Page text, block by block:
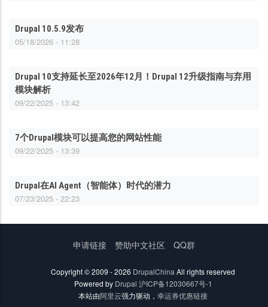
Drupal 10.5.9发布
05/18/2026 - 11:28
Drupal 10支持延长至2026年12月！Drupal 12升级指南与弃用
模块解析
09/22/2025 - 13:42
7个Drupal模块可以提高您的网站性能
09/22/2025 - 13:39
Drupal在AI Agent（智能体）时代的潜力
07/23/2025 - 22:23
申请链接 赞助中文社区 QQ群
Copyright © 2009 - 2026 DrupalChina All rights reserved
Powered by Drupal 沪ICP备12030667号-1
本站由阿里云强力驱动， 幸运券优惠链接